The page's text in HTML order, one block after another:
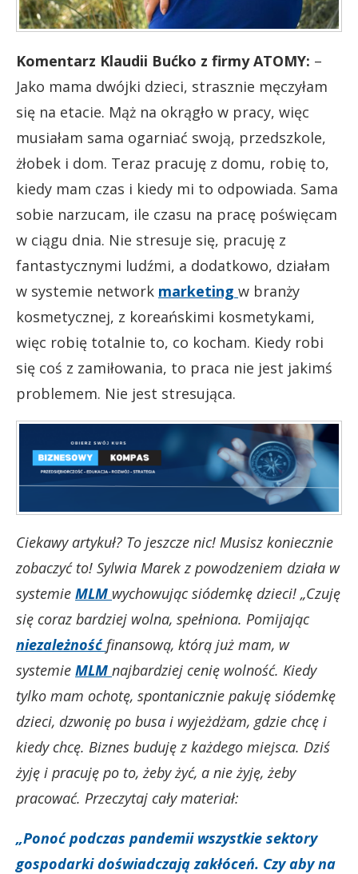
Komentarz Klaudii Bućko z firmy ATOMY: –
Jako mama dwójki dzieci, strasznie męczyłam
się na etacie. Mąż na okrągło w pracy, więc
musiałam sama ogarniać swoją, przedszkole,
żłobek i dom. Teraz pracuję z domu, robię to,
kiedy mam czas i kiedy mi to odpowiada. Sama
sobie narzucam, ile czasu na pracę poświęcam
w ciągu dnia. Nie stresuje się, pracuję z
fantastycznymi ludźmi, a dodatkowo, działam
w systemie network marketing w branży
kosmetycznej, z koreańskimi kosmetykami,
więc robię totalnie to, co kocham. Kiedy robi
się coś z zamiłowania, to praca nie jest jakimś
problemem. Nie jest stresująca.
Ciekawy artykuł? To jeszcze nic! Musisz koniecznie
zobaczyć to! Sylwia Marek z powodzeniem działa w
systemie MLM wychowując siódemkę dzieci! „Czuję
się coraz bardziej wolna, spełniona. Pomijając
niezależność finansową, którą już mam, w
systemie MLM najbardziej cenię wolność. Kiedy
tylko mam ochotę, spontanicznie pakuję siódemkę
dzieci, dzwonię po busa i wyjeżdżam, gdzie chcę i
kiedy chcę. Biznes buduję z każdego miejsca. Dziś
żyję i pracuję po to, żeby żyć, a nie żyję, żeby
pracować. Przeczytaj cały materiał:
„Ponoć podczas pandemii wszystkie sektory
gospodarki doświadczają zakłóceń. Czy aby na